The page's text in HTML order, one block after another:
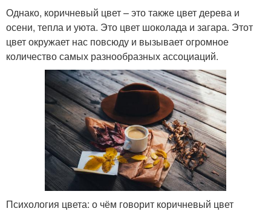
Однако, коричневый цвет – это также цвет дерева и
осени, тепла и уюта. Это цвет шоколада и загара. Этот
цвет окружает нас повсюду и вызывает огромное
количество самых разнообразных ассоциаций.
Психология цвета: о чём говорит коричневый цвет